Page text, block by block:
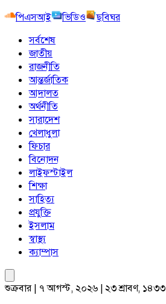
পিএসআই
ভিডিও
ছবিঘর
সর্বশেষ
জাতীয়
রাজনীতি
আন্তর্জাতিক
আদালত
অর্থনীতি
সারাদেশ
খেলাধুলা
ফিচার
বিনোদন
লাইফস্টাইল
শিক্ষা
সাহিত্য
প্রযুক্তি
ইসলাম
স্বাস্থ্য
ক্যাম্পাস
শুক্রবার | ৭ আগস্ট, ২০২৬ | ২৩ শ্রাবণ, ১৪৩৩